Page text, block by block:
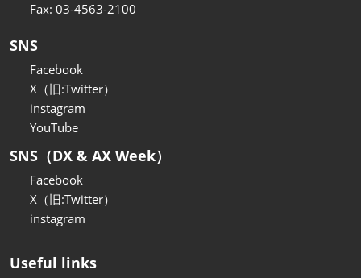
Fax: 03-4563-2100
SNS
Facebook
X（旧:Twitter）
instagram
YouTube
SNS（DX & AX Week）
Facebook
X（旧:Twitter）
instagram
Useful links